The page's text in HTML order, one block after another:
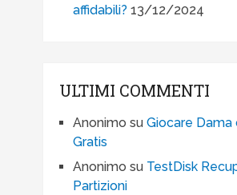
affidabili? 13/12/2024
ULTIMI COMMENTI
Anonimo su Giocare Dama
Gratis
Anonimo su TestDisk
Partizioni